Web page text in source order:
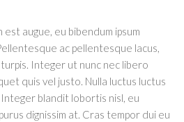
est augue, eu bibendum ipsum
ac pellentesque lacus,
Integer ut nunc nec libero
quis vel justo. Nulla luctus luctus
blandit lobortis nisl, eu
dignissim at. Cras tempor dui eu